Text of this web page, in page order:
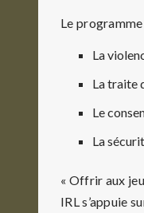
Le
La
La traite
Le
La
« Offrir aux
IRL s’appuie